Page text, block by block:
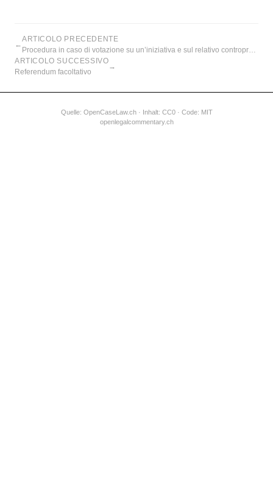
←
ARTICOLO PRECEDENTE
Procedura in caso di votazione su un’iniziativa e sul relativo controprogetto
ARTICOLO SUCCESSIVO
Referendum facoltativo
→
Quelle: OpenCaseLaw.ch· Inhalt: CC0 · Code: MIT
openlegalcommentary.ch